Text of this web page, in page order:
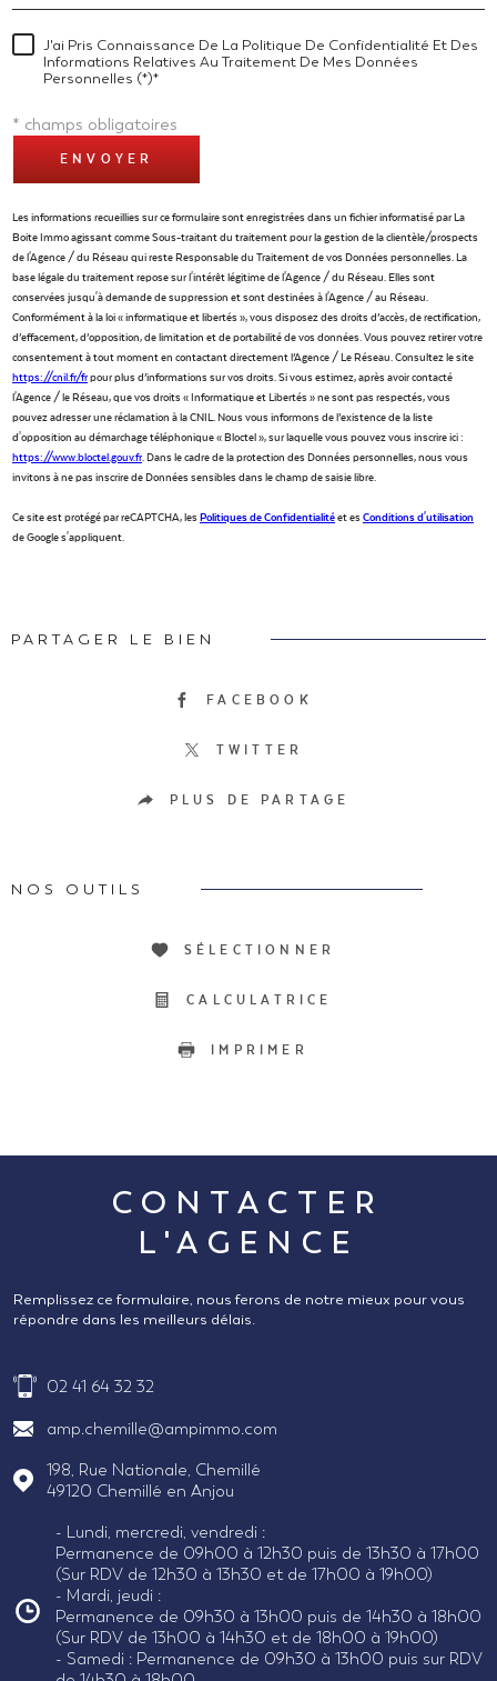
J'ai Pris Connaissance De La Politique De Confidentialité Et Des
Informations Relatives Au Traitement De Mes Données
Personnelles (*)*
* champs obligatoires
ENVOYER
Les informations recueillies sur ce formulaire sont enregistrées dans un fichier informatisé par La
Boite Immo agissant comme Sous-traitant du traitement pour la gestion de la clientèle/prospects
de l'Agence / du Réseau qui reste Responsable du Traitement de vos Données personnelles. La
base légale du traitement repose sur l'intérêt légitime de l'Agence / du Réseau. Elles sont
conservées jusqu'à demande de suppression et sont destinées à l'Agence / au Réseau.
Conformément à la loi « informatique et libertés », vous disposez des droits d’accès, de rectification,
d’effacement, d’opposition, de limitation et de portabilité de vos données. Vous pouvez retirer votre
consentement à tout moment en contactant directement l’Agence / Le Réseau. Consultez le site
https://cnil.fr/frpour plus d’informations sur vos droits. Si vous estimez, après avoir contacté
l'Agence / le Réseau, que vos droits « Informatique et Libertés » ne sont pas respectés, vous
pouvez adresser une réclamation à la CNIL. Nous vous informons de l’existence de la liste
d'opposition au démarchage téléphonique « Bloctel », sur laquelle vous pouvez vous inscrire ici :
https://www.bloctel.gouv.fr. Dans le cadre de la protection des Données personnelles, nous vous
invitons à ne pas inscrire de Données sensibles dans le champ de saisie libre.
Ce site est protégé par reCAPTCHA, lesPolitiques de Confidentialitéet esConditions d'utilisation
de Google s'appliquent.
PARTAGER LE BIEN
FACEBOOK
TWITTER
PLUS DE PARTAGE
NOS OUTILS
SÉLECTIONNER
CALCULATRICE
IMPRIMER
CONTACTER
L'AGENCE
Remplissez ce formulaire, nous ferons de notre mieux pour vous
répondre dans les meilleurs délais.
02 41 64 32 32
amp.chemille@ampimmo.com
198, Rue Nationale, Chemillé
49120
Chemillé en Anjou
- Lundi, mercredi, vendredi :
Permanence de 09h00 à 12h30 puis de 13h30 à 17h00
(Sur RDV de 12h30 à 13h30 et de 17h00 à 19h00)
- Mardi, jeudi :
Permanence de 09h30 à 13h00 puis de 14h30 à 18h00
(Sur RDV de 13h00 à 14h30 et de 18h00 à 19h00)
- Samedi : Permanence de 09h30 à 13h00 puis sur RDV